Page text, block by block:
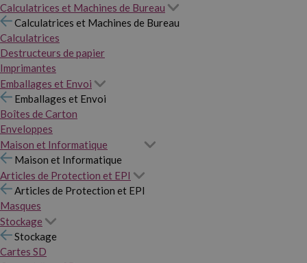
Calculatrices et Machines de Bureau
Calculatrices et Machines de Bureau
Calculatrices
Destructeurs de papier
Imprimantes
Emballages et Envoi
Emballages et Envoi
Boîtes de Carton
Enveloppes
Maison et Informatique
Maison et Informatique
Articles de Protection et EPI
Articles de Protection et EPI
Masques
Stockage
Stockage
Cartes SD